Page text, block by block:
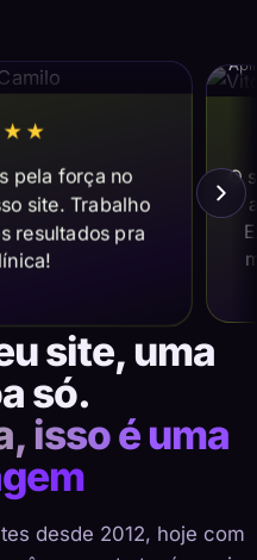
pela força no
site. Trabalho
resultados pra
O
site, uma
só.
isso é uma
desde 2012, hoje com